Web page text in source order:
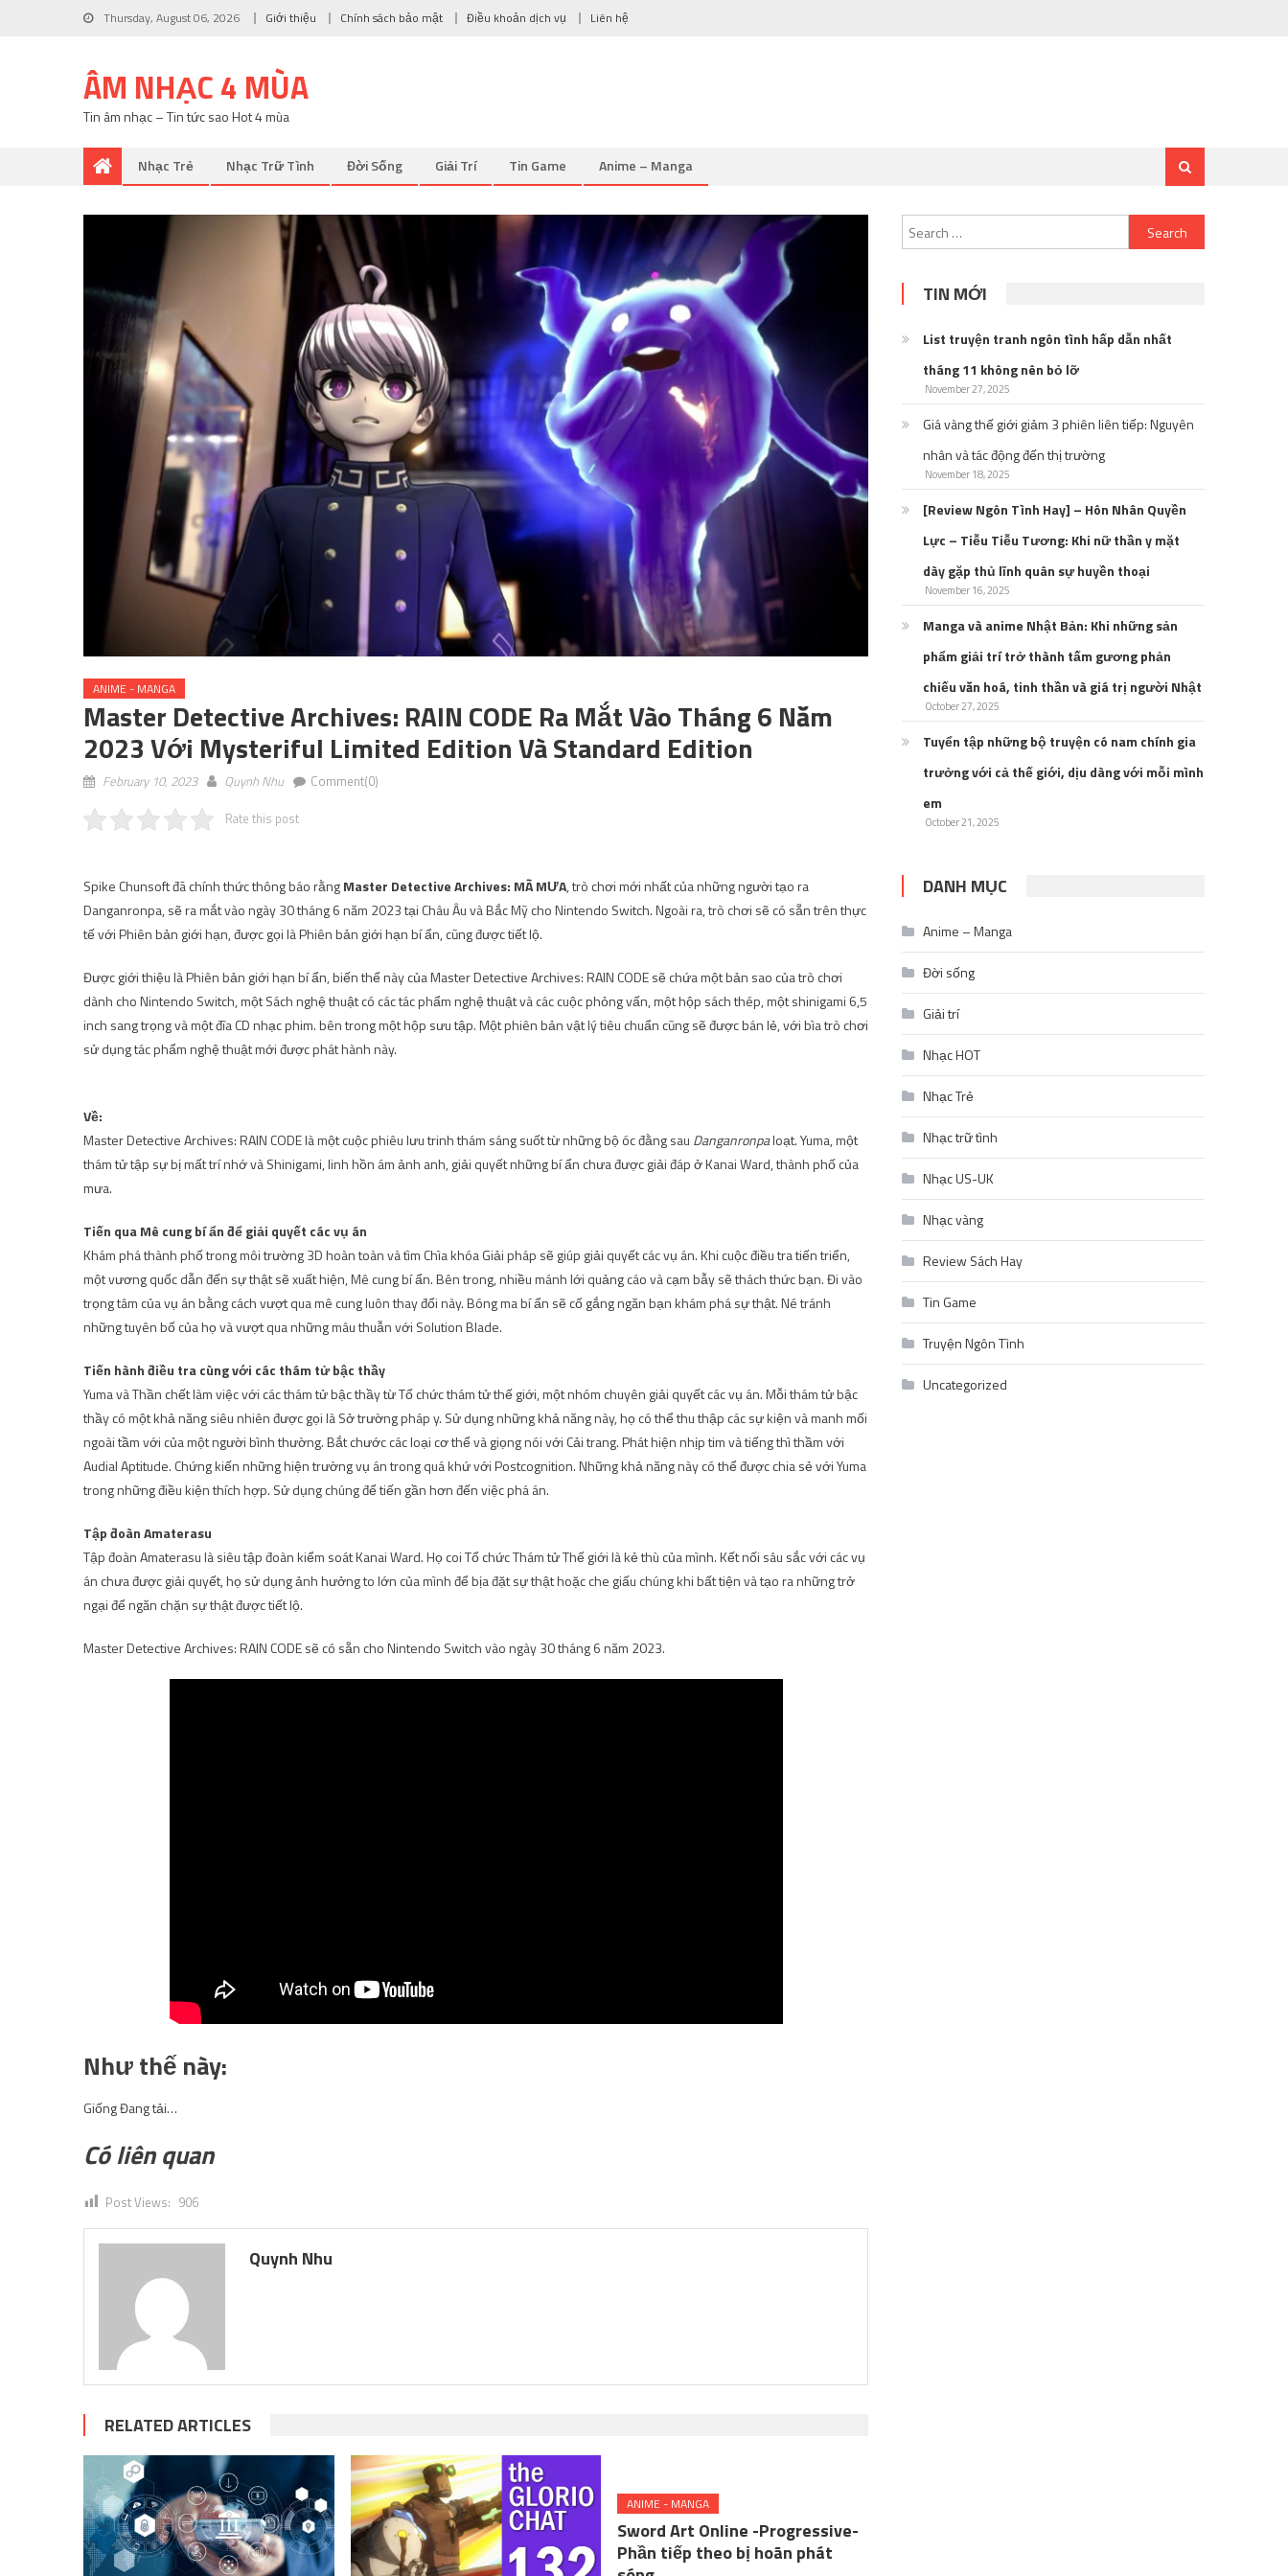
Thursday, August 06, 2026 Giới thiệu Chính sách bảo mật Điều khoản dịch vụ Liên hệ
ÂM NHẠC 4 MÙA
Tin âm nhạc – Tin tức sao Hot 4 mùa
Nhạc Trẻ Nhạc Trữ Tình Đời Sống Giải Trí Tin Game Anime – Manga
ANIME - MANGA
Master Detective Archives: RAIN CODE Ra Mắt Vào Tháng 6 Năm
2023 Với Mysteriful Limited Edition Và Standard Edition
February 10, 2023 Quynh Nhu Comment(0)
Rate this post
Spike Chunsoft đã chính thức thông báo rằngMaster Detective Archives: MÃ MƯA, trò chơi mới nhất của những người tạo ra
Danganronpa, sẽ ra mắt vào ngày 30 tháng 6 năm 2023 tại Châu Âu và Bắc Mỹ cho Nintendo Switch. Ngoài ra, trò chơi sẽ có sẵn trên thực
tế với Phiên bản giới hạn, được gọi là Phiên bản giới hạn bí ẩn, cũng được tiết lộ.
Được giới thiệu là Phiên bản giới hạn bí ẩn, biến thể này của Master Detective Archives: RAIN CODE sẽ chứa một bản sao của trò chơi
dành cho Nintendo Switch, một Sách nghệ thuật có các tác phẩm nghệ thuật và các cuộc phỏng vấn, một hộp sách thép, một shinigami 6,5
inch sang trọng và một đĩa CD nhạc phim. bên trong một hộp sưu tập. Một phiên bản vật lý tiêu chuẩn cũng sẽ được bán lẻ, với bìa trò chơi
sử dụng tác phẩm nghệ thuật mới được phát hành này.
Về:
Master Detective Archives: RAIN CODE là một cuộc phiêu lưu trinh thám sáng suốt từ những bộ óc đằng sau Danganronpaloạt. Yuma, một
thám tử tập sự bị mất trí nhớ và Shinigami, linh hồn ám ảnh anh, giải quyết những bí ẩn chưa được giải đáp ở Kanai Ward, thành phố của
mưa.
Tiến qua Mê cung bí ẩn để giải quyết các vụ án
Khám phá thành phố trong môi trường 3D hoàn toàn và tìm Chìa khóa Giải pháp sẽ giúp giải quyết các vụ án. Khi cuộc điều tra tiến triển,
một vương quốc dẫn đến sự thật sẽ xuất hiện, Mê cung bí ẩn. Bên trong, nhiều mánh lới quảng cáo và cạm bẫy sẽ thách thức bạn. Đi vào
trọng tâm của vụ án bằng cách vượt qua mê cung luôn thay đổi này. Bóng ma bí ẩn sẽ cố gắng ngăn bạn khám phá sự thật. Né tránh
những tuyên bố của họ và vượt qua những mâu thuẫn với Solution Blade.
Tiến hành điều tra cùng với các thám tử bậc thầy
Yuma và Thần chết làm việc với các thám tử bậc thầy từ Tổ chức thám tử thế giới, một nhóm chuyên giải quyết các vụ án. Mỗi thám tử bậc
thầy có một khả năng siêu nhiên được gọi là Sở trường pháp y. Sử dụng những khả năng này, họ có thể thu thập các sự kiện và manh mối
ngoài tầm với của một người bình thường. Bắt chước các loại cơ thể và giọng nói với Cải trang. Phát hiện nhịp tim và tiếng thì thầm với
Audial Aptitude. Chứng kiến ​​những hiện trường vụ án trong quá khứ với Postcognition. Những khả năng này có thể được chia sẻ với Yuma
trong những điều kiện thích hợp. Sử dụng chúng để tiến gần hơn đến việc phá án.
Tập đoàn Amaterasu
Tập đoàn Amaterasu là siêu tập đoàn kiểm soát Kanai Ward. Họ coi Tổ chức Thám tử Thế giới là kẻ thù của mình. Kết nối sâu sắc với các vụ
án chưa được giải quyết, họ sử dụng ảnh hưởng to lớn của mình để bịa đặt sự thật hoặc che giấu chúng khi bất tiện và tạo ra những trở
ngại để ngăn chặn sự thật được tiết lộ.
Master Detective Archives: RAIN CODE sẽ có sẵn cho Nintendo Switch vào ngày 30 tháng 6 năm 2023.
Như thế này:
GiốngĐang tải…
Có liên quan
Post Views: 906
Quynh Nhu
RELATED ARTICLES
ANIME - MANGA
Sword Art Online -Progressive-
Phần tiếp theo bị hoãn phát
Search
for:
TIN MỚI
List truyện tranh ngôn tình hấp dẫn nhất
tháng 11 không nên bỏ lỡ
November 27, 2025
Giá vàng thế giới giảm 3 phiên liên tiếp: Nguyên
nhân và tác động đến thị trường
November 18, 2025
[Review Ngôn Tình Hay] – Hôn Nhân Quyền
Lực – Tiễu Tiễu Tương: Khi nữ thần y mặt
dày gặp thủ lĩnh quân sự huyền thoại
November 16, 2025
Manga và anime Nhật Bản: Khi những sản
phẩm giải trí trở thành tấm gương phản
chiếu văn hoá, tinh thần và giá trị người Nhật
October 27, 2025
Tuyển tập những bộ truyện có nam chính gia
trưởng với cả thế giới, dịu dàng với mỗi mình
em
October 21, 2025
DANH MỤC
Anime – Manga
Đời sống
Giải trí
Nhạc HOT
Nhạc Trẻ
Nhạc trữ tình
Nhạc US-UK
Nhạc vàng
Review Sách Hay
Tin Game
Truyện Ngôn Tình
Uncategorized